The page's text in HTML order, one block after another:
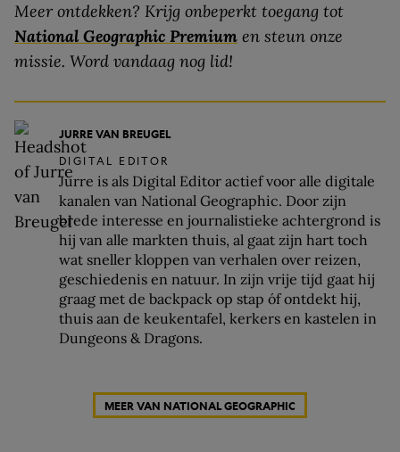
Meer ontdekken? Krijg onbeperkt toegang tot
National Geographic Premium en steun onze
missie. Word vandaag nog lid!
JURRE VAN BREUGEL
DIGITAL EDITOR
Jurre is als Digital Editor actief voor alle digitale
kanalen van National Geographic. Door zijn
brede interesse en journalistieke achtergrond is
hij van alle markten thuis, al gaat zijn hart toch
wat sneller kloppen van verhalen over reizen,
geschiedenis en natuur. In zijn vrije tijd gaat hij
graag met de backpack op stap óf ontdekt hij,
thuis aan de keukentafel, kerkers en kastelen in
Dungeons & Dragons.
MEER VAN NATIONAL GEOGRAPHIC